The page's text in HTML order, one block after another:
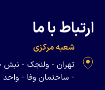
ارتباط با ما
شعبه مرکزی
- ساختمان وفا - واحد ۰۰۱